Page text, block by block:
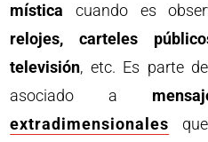
mística cuando es
relojes, carteles
televisión, etc. Es parte
asociado a
extradimensionales